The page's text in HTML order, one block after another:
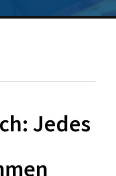
Jedes